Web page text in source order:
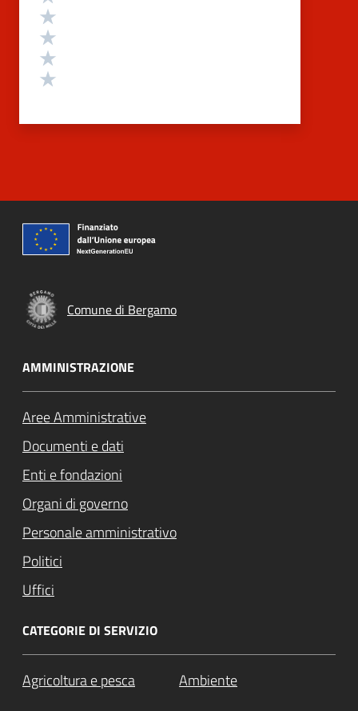
Comune di Bergamo
AMMINISTRAZIONE
Aree Amministrative
Documenti e dati
Enti e fondazioni
Organi di governo
Personale amministrativo
Politici
Uffici
CATEGORIE DI SERVIZIO
Agricoltura e pesca Ambiente